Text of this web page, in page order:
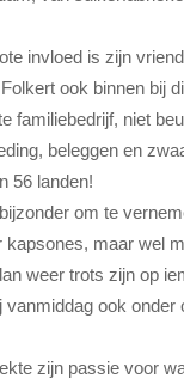
invloed is zijn
ook binnen bij
familiebedrijf, niet
beleggen en
56 landen!
om te
kapsones, maar wel
weer trots zijn op
vanmiddag ook onder
zijn passie voor